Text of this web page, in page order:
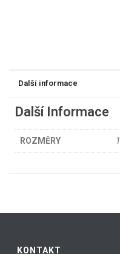
Další informace
Další Informace
ROZMĚRY
KONTAKT